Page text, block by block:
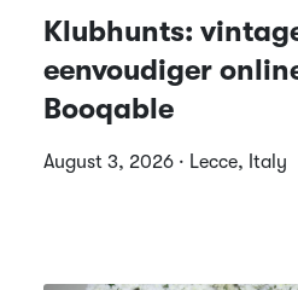
Klubhunts:
eenvoudiger
Booqable
August 3, 2026 · Lecce, Italy